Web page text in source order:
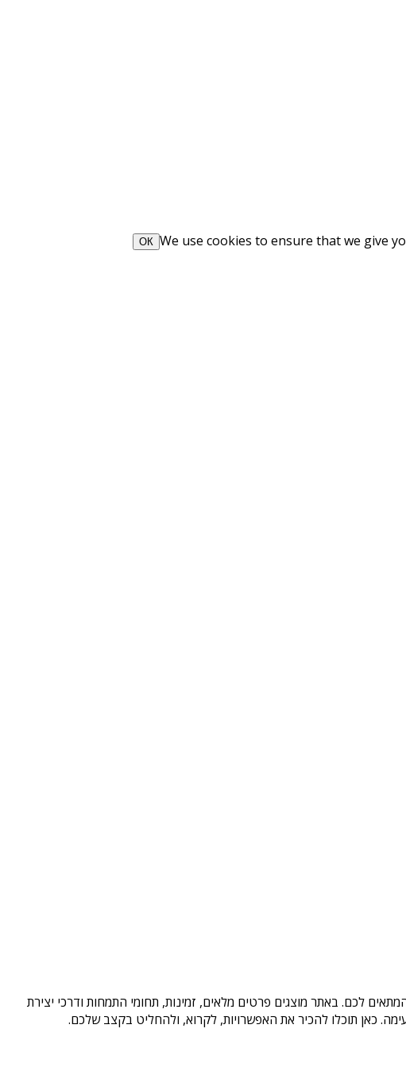
We use cookies to ensure that we give
ОК
לכם. באתר מוצגים פרטים מלאים, זמינות, תחומי התמחות ודרכי יצירת
כאן תוכלו להכיר את האפשרויות, לקרוא, ולהחליט בקצב שלכם.